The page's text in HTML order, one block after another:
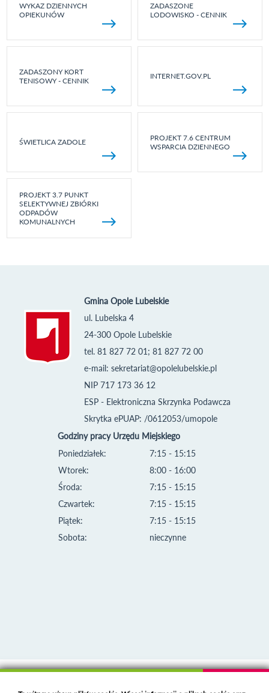
WYKAZ DZIENNYCH
OPIEKUNÓW
ZADASZONE
LODOWISKO - CENNIK
ZADASZONY KORT
TENISOWY - CENNIK
INTERNET.GOV.PL
ŚWIETLICA ZADOLE
PROJEKT 7.6 CENTRUM
WSPARCIA DZIENNEGO
PROJEKT 3.7 PUNKT
SELEKTYWNEJ ZBIÓRKI
ODPADÓW
KOMUNALNYCH
Gmina Opole Lubelskie
ul. Lubelska 4
24-300 Opole Lubelskie
tel. 81 827 72 01; 81 827 72 00
e-mail: sekretariat@opolelubelskie.pl
NIP 717 173 36 12
ESP - Elektroniczna Skrzynka Podawcza
Skrytka ePUAP: /0612053/umopole
Godziny pracy Urzędu Miejskiego
Poniedziałek:
Wtorek:
Środa:
Czwartek:
Piątek:
Sobota:
7:15 - 15:15
8:00 - 16:00
7:15 - 15:15
7:15 - 15:15
7:15 - 15:15
nieczynne